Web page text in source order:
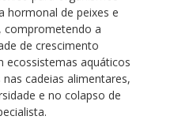
hormonal de peixes e
comprometendo a
de crescimento
ecossistemas aquáticos
cadeias alimentares,
e no colapso de